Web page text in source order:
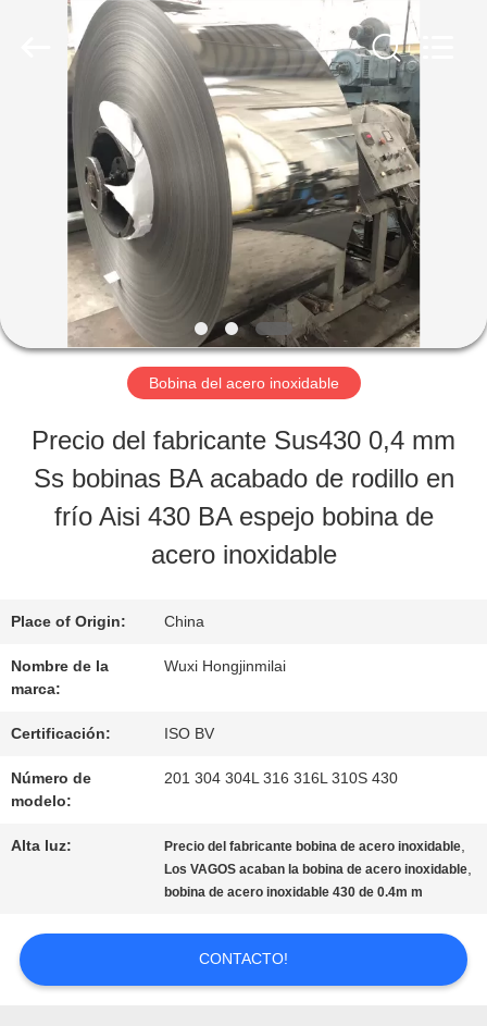
CASA
PRODUCTOS
LOS
SOBRE
NOSOTROS
POR
LA
FÁBRICA
CONTROL
DE
CONTACTA
HONGJINMILAI
Bobina del acero inoxidable
Precio del fabricante Sus430 0,4 mm
Ss bobinas BA acabado de rodillo en
frío Aisi 430 BA espejo bobina de
acero inoxidable
Place of Origin: China
Nombre de la
marca:
Wuxi Hongjinmilai
Certificación: ISO BV
Número de
modelo:
201 304 304L 316 316L 310S 430
Alta luz: Precio del fabricante bobina de acero inoxidable,
Los VAGOS acaban la bobina de acero inoxidable,
bobina de acero inoxidable 430 de 0.4m m
CONTACTO!